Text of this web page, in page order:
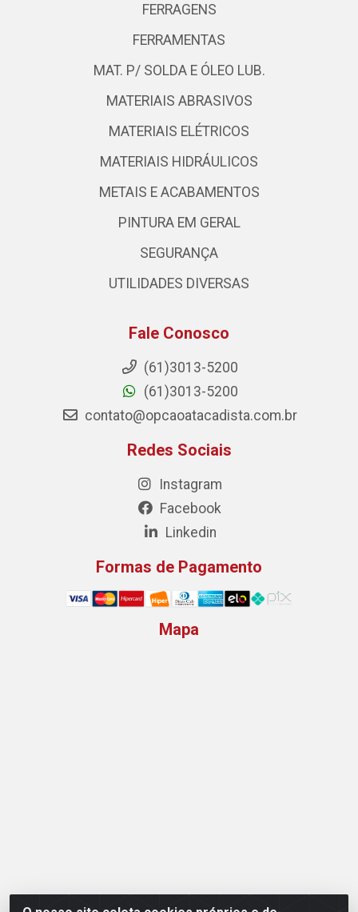
FERRAGENS
FERRAMENTAS
MAT. P/ SOLDA E ÓLEO LUB.
MATERIAIS ABRASIVOS
MATERIAIS ELÉTRICOS
MATERIAIS HIDRÁULICOS
METAIS E ACABAMENTOS
PINTURA EM GERAL
SEGURANÇA
UTILIDADES DIVERSAS
Fale Conosco
(61)3013-5200
(61)3013-5200
contato@opcaoatacadista.com.br
Redes Sociais
Instagram
Facebook
Linkedin
Formas de Pagamento
Mapa